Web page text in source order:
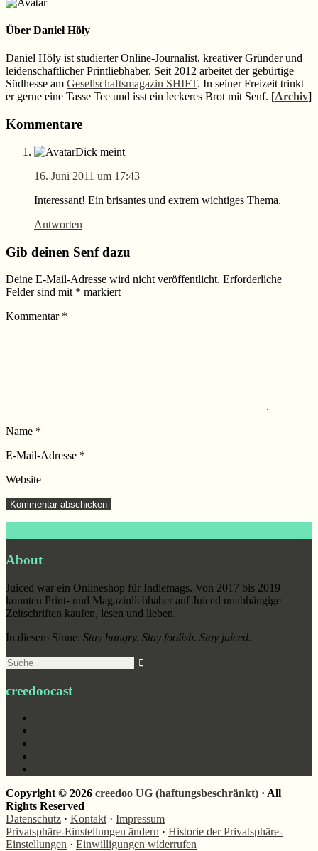
Über Daniel Höly
Daniel Höly ist studierter Online-Journalist, kreativer Gründer und
leidenschaftlicher Printliebhaber. Seit 2012 arbeitet der gebürtige
Südhesse am Gesellschaftsmagazin SHIFT. In seiner Freizeit trinkt
er gerne eine Tasse Tee und isst ein leckeres Brot mit Senf. [Archiv]
Leser-
Interaktionen
Kommentare
Dick meint
16. Juni 2011 um 17:43
Interessant! Ein brisantes und extrem wichtiges Thema.
Antworten
Gib deinen Senf dazu
Deine E-Mail-Adresse wird nicht veröffentlicht. Erforderliche
Felder sind mit * markiert
Kommentar *
Name *
E-Mail-Adresse *
Website
About
Juiced war ein Onlineshop für Indiemags. Von 2017 bis 2019
konnten Print- und Magazinliebhaber auf Juiced unabhängige
Zeitschriften kaufen, lesen und lieben.
In diesem Sinne: Stay hungry. Stay foolish. Stay juiced.
Suche
creedoocast
Copyright © 2026 creedoo UG (haftungsbeschränkt) · All
Rights Reserved
Datenschutz · Kontakt · Impressum
Privatsphäre-Einstellungen ändern · Historie der Privatsphäre-
Einstellungen · Einwilligungen widerrufen